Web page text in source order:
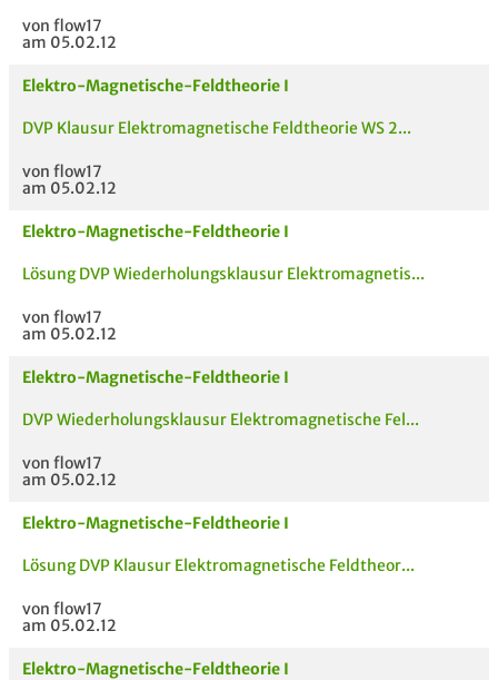
von flow17
am 05.02.12
Elektro-Magnetische-Feldtheorie I
DVP Klausur Elektromagnetische Feldtheorie WS 2...
von flow17
am 05.02.12
Elektro-Magnetische-Feldtheorie I
Lösung DVP Wiederholungsklausur Elektromagnetis...
von flow17
am 05.02.12
Elektro-Magnetische-Feldtheorie I
DVP Wiederholungsklausur Elektromagnetische Fel...
von flow17
am 05.02.12
Elektro-Magnetische-Feldtheorie I
Lösung DVP Klausur Elektromagnetische Feldtheor...
von flow17
am 05.02.12
Elektro-Magnetische-Feldtheorie I